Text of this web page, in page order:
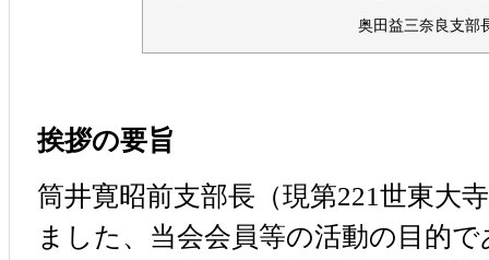
奥田益三奈良支部
挨拶の要旨
筒井寛昭前支部長（現第221世東大
ました、当会会員等の活動の目的